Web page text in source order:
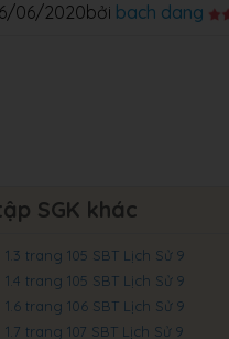
bởi bach dang
06/2020
SGK khác
trang 105 SBT Lịch Sử 9
trang 105 SBT Lịch Sử 9
trang 106 SBT Lịch Sử 9
trang 107 SBT Lịch Sử 9